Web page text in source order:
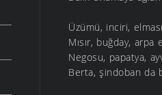
Üzümü, inciri,
Mısır, buğday, arpa
Negosu, papatya,
Berta, şindoban da